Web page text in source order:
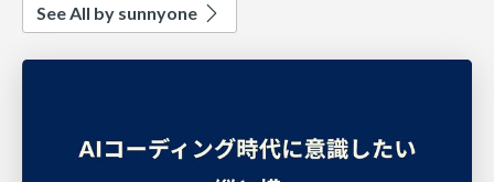
See All by sunnyone